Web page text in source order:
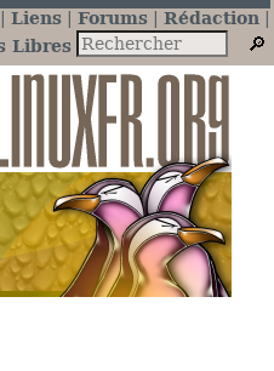
Liens Forums
Rédaction
Libres